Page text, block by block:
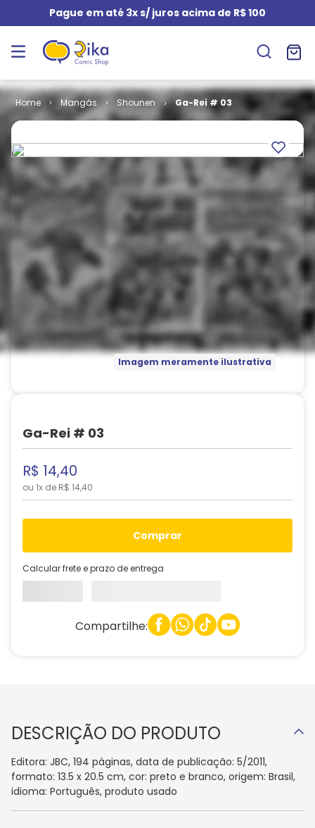
Pague em até 3x s/ juros acima de R$ 100
Mangás Shounen Ga-Rei # 03
Imagem meramente ilustrativa
Ga-Rei # 03
R$ 14,40
ou 1x de R$ 14,40
comprar
Calcular frete e prazo de entrega
Compartilhe:
DESCRIÇÃO DO PRODUTO
Editora: JBC, 194 páginas, data de publicação: 5/2011,
formato: 13.5 x 20.5 cm, cor: preto e branco, origem: Brasil,
idioma: Português, produto usado